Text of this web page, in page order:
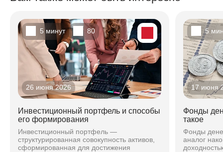
26 июня 2026
5 минут 80
Инвестиционный портфель и способы
его формирования
Инвестиционный портфель —
структурированная совокупность активов,
сформированная для достижения
17 июня
5
Фонды
такое
Фонды
аналог